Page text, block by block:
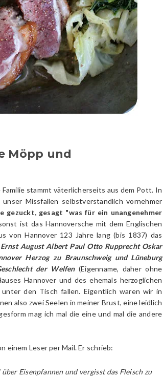
Möpp und
stammt väterlicherseits aus dem Pott. In
Missfallen selbstverständlich vornehmer
gesagt "was für ein unangenehmer
ist das Hannoversche mit dem Englischen
von Hannover 123 Jahre lang (bis 1837) das
Ernst August Albert Paul Otto Rupprecht Oskar
Herzog zu Braunschweig und Lüneburg
der Welfen(Eigenname, daher ohne
Hannover und des ehemals herzoglichen
den Tisch fallen. Eigentlich waren wir in
also zwei Seelen in meiner Brust, eine leidlich
mag ich mal die eine und mal die andere
einem Leser per Mail. Er schrieb:
Eisenpfannen und vergisst das Fleisch zu